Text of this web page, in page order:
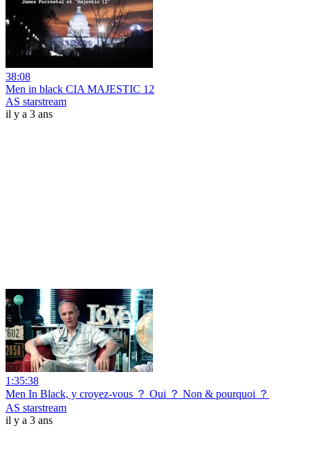
38:08
Men in black CIA MAJESTIC 12
AS starstream
il y a 3 ans
1:35:38
Men In Black, y croyez-vous ？ Oui ？ Non & pourquoi ？
AS starstream
il y a 3 ans